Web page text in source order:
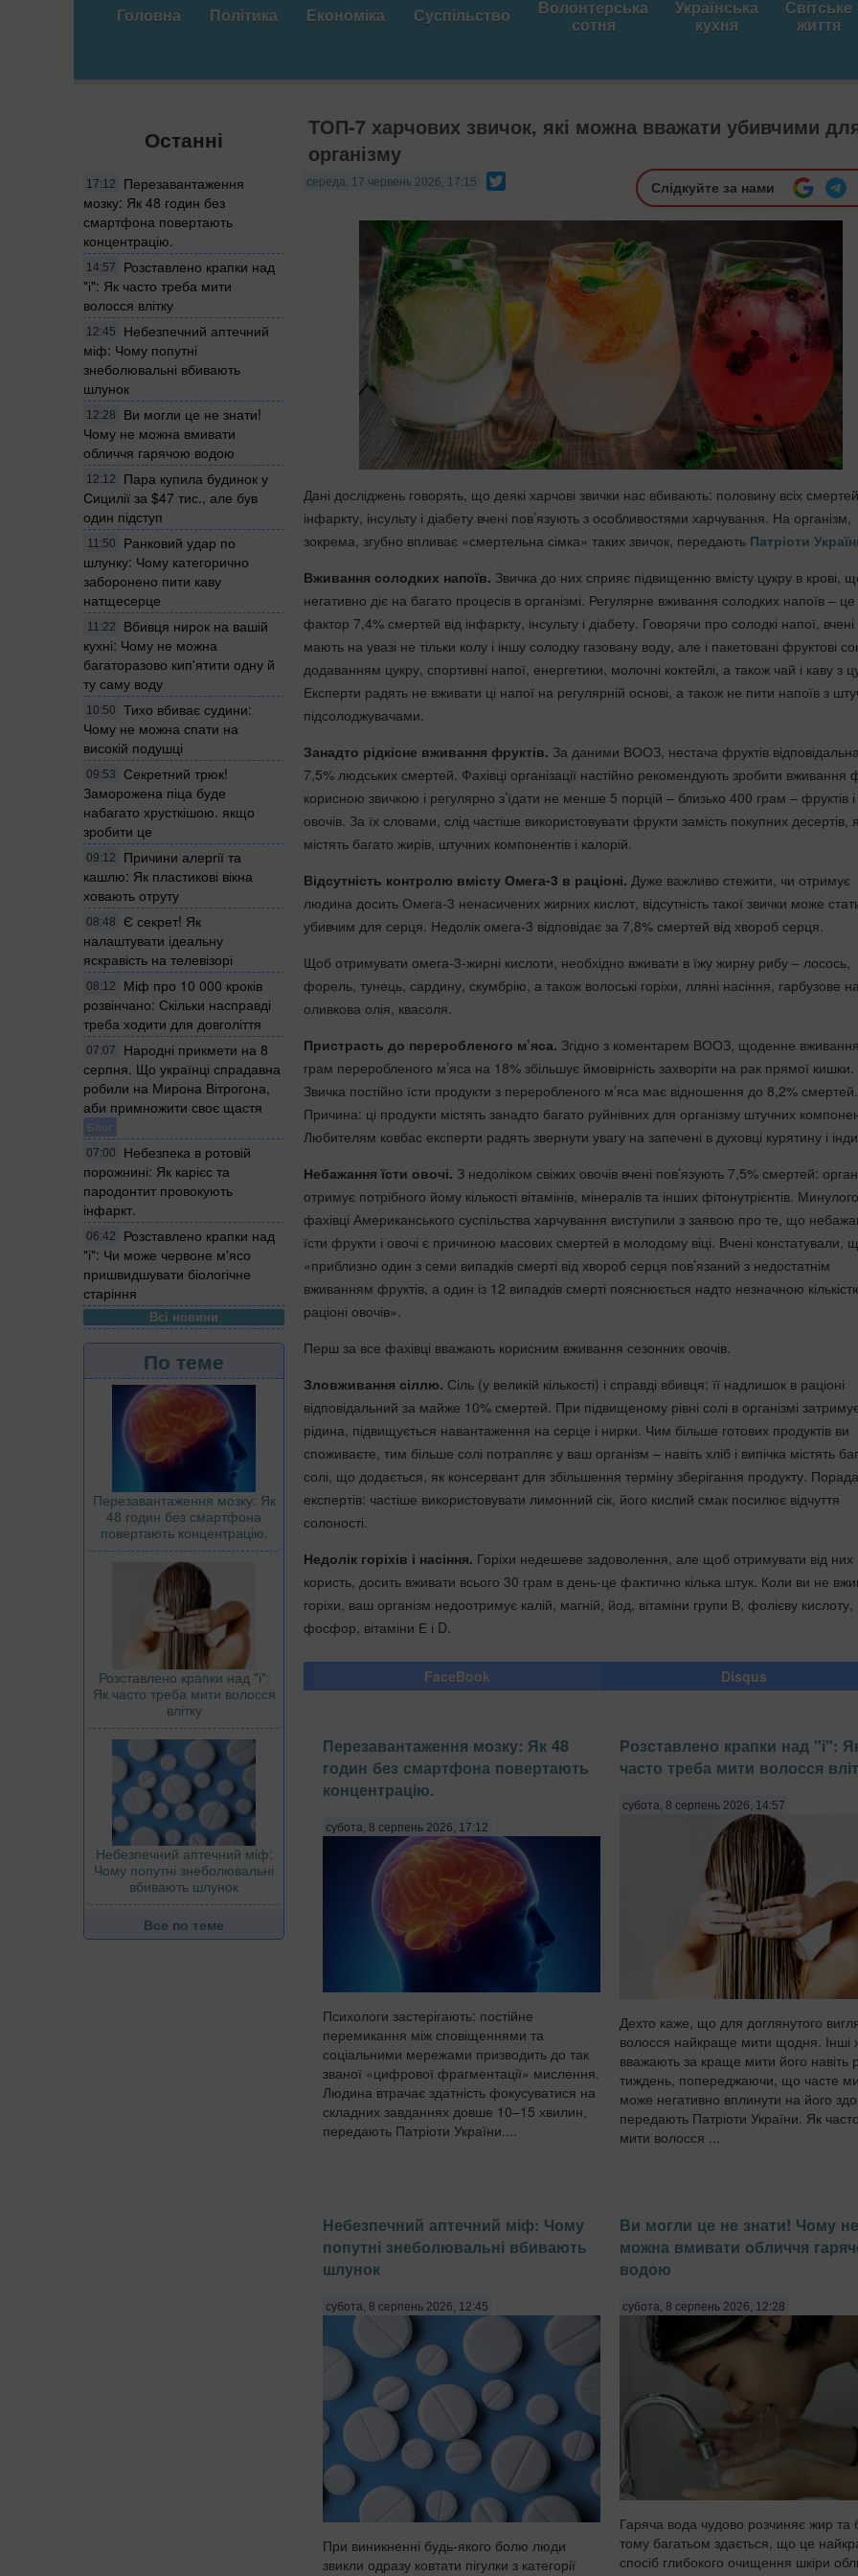
Головна Політика Економіка Суспільство Волонтерська
сотня
Українська
кухня
Світське
життя
Останні
17:12
Перезавантаження
мозку: Як 48 годин без
смартфона повертають
концентрацію.
14:57
Розставлено крапки над
"і": Як часто треба мити
волосся влітку
12:45
Небезпечний аптечний
міф: Чому попутні
знеболювальні вбивають
шлунок
12:28
Ви могли це не знати!
Чому не можна вмивати
обличчя гарячою водою
12:12
Пара купила будинок у
Сицилії за $47 тис., але був
один підступ
11:50
Ранковий удар по
шлунку: Чому категорично
заборонено пити каву
натщесерце
11:22
Вбивця нирок на вашій
кухні: Чому не можна
багаторазово кип'ятити одну й
ту саму воду
10:50
Тихо вбиває судини:
Чому не можна спати на
високій подушці
09:53
Секретний трюк!
Заморожена піца буде
набагато хрусткішою. якщо
зробити це
09:12
Причини алергії та
кашлю: Як пластикові вікна
ховають отруту
08:48
Є секрет! Як
налаштувати ідеальну
яскравість на телевізорі
08:12
Міф про 10 000 кроків
розвінчано: Скільки насправді
треба ходити для довголіття
07:07
Народні прикмети на 8
серпня. Що українці спрадавна
робили на Мирона Вітрогона,
аби примножити своє щастя
Блог
07:00
Небезпека в ротовій
порожнині: Як карієс та
пародонтит провокують
інфаркт.
06:42
Розставлено крапки над
"і": Чи може червоне м'ясо
пришвидшувати біологічне
старіння
Всі новини
По теме
Перезавантаження мозку: Як
48 годин без смартфона
повертають концентрацію.
Розставлено крапки над "і":
Як часто треба мити волосся
влітку
Небезпечний аптечний міф:
Чому попутні знеболювальні
вбивають шлунок
Все по теме
ТОП-7 харчових звичок, які можна вважати убивчими
організму
середа, 17 червень 2026, 17:15 Слідкуйте за нами
Дані досліджень говорять, що деякі харчові звички нас вбивають: половину всіх
інфаркту, інсульту і діабету вчені пов’язують з особливостями харчування. На організм,
зокрема, згубно впливає «смертельна сімка» таких звичок, передають Патріоти
Вживання солодких напоїв. Звичка до них сприяє підвищенню вмісту цукру в крові,
негативно діє на багато процесів в організмі. Регулярне вживання солодких напоїв – це
фактор 7,4% смертей від інфаркту, інсульту і діабету. Говорячи про солодкі напої, вчені
мають на увазі не тільки колу і іншу солодку газовану воду, але і пакетовані фруктові
додаванням цукру, спортивні напої, енергетики, молочні коктейлі, а також чай і каву з
Експерти радять не вживати ці напої на регулярній основі, а також не пити напоїв з
підсолоджувачами.
Занадто рідкісне вживання фруктів. За даними ВООЗ, нестача фруктів
7,5% людських смертей. Фахівці організації настійно рекомендують зробити вживання
корисною звичкою і регулярно з’їдати не менше 5 порцій – близько 400 грам – фруктів і
овочів. За їх словами, слід частіше використовувати фрукти замість покупних десертів,
містять багато жирів, штучних компонентів і калорій.
Відсутність контролю вмісту Омега-3 в раціоні. Дуже важливо стежити, чи отримує
людина досить Омега-3 ненасичених жирних кислот, відсутність такої звички може
убивчим для серця. Недолік омега-3 відповідає за 7,8% смертей від хвороб серця.
Щоб отримувати омега-3-жирні кислоти, необхідно вживати в їжу жирну рибу – лосось,
форель, тунець, сардину, скумбрію, а також волоські горіхи, лляні насіння, гарбузове
оливкова олія, квасоля.
Пристрасть до переробленого м’яса. Згідно з коментарем ВООЗ, щоденне
грам переробленого м’яса на 18% збільшує ймовірність захворіти на рак прямої кишки.
Звичка постійно їсти продукти з переробленого м’яса має відношення до 8,2% смертей.
Причина: ці продукти містять занадто багато руйнівних для організму штучних
Любителям ковбас експерти радять звернути увагу на запечені в духовці курятину і
Небажання їсти овочі. З недоліком свіжих овочів вчені пов’язують 7,5% смертей:
отримує потрібного йому кількості вітамінів, мінералів та інших фітонутрієнтів.
фахівці Американського суспільства харчування виступили з заявою про те, що
їсти фрукти і овочі є причиною масових смертей в молодому віці. Вчені констатували,
«приблизно один з семи випадків смерті від хвороб серця пов’язаний з недостатнім
вживанням фруктів, а один із 12 випадків смерті пояснюється надто незначною
раціоні овочів».
Перш за все фахівці вважають корисним вживання сезонних овочів.
Зловживання сіллю. Сіль (у великій кількості) і справді вбивця: її надлишок в раціоні
відповідальний за майже 10% смертей. При підвищеному рівні солі в організмі
рідина, підвищується навантаження на серце і нирки. Чим більше готових продуктів ви
споживаєте, тим більше солі потрапляє у ваш організм – навіть хліб і випічка містять
солі, що додається, як консервант для збільшення терміну зберігання продукту. Порада
експертів: частіше використовувати лимонний сік, його кислий смак посилює відчуття
солоності.
Недолік горіхів і насіння. Горіхи недешеве задоволення, але щоб отримувати від них
користь, досить вживати всього 30 грам в день-це фактично кілька штук. Коли ви не
горіхи, ваш організм недоотримує калій, магній, йод, вітаміни групи В, фолієву кислоту,
фосфор, вітаміни Е і D.
FaceBook Disqus
Перезавантаження мозку: Як 48
годин без смартфона повертають
концентрацію.
субота, 8 серпень 2026, 17:12
Психологи застерігають: постійне
перемикання між сповіщеннями та
соціальними мережами призводить до так
званої «цифрової фрагментації» мислення.
Людина втрачає здатність фокусуватися на
складних завданнях довше 10–15 хвилин,
передають Патріоти України....
Розставлено крапки над "і":
часто треба мити волосся
субота, 8 серпень 2026, 14:57
Дехто каже, що для доглянутого
волосся найкраще мити щодня. Інші
вважають за краще мити його навіть
тиждень, попереджаючи, що часте
може негативно вплинути на його
передають Патріоти України. Як
мити волосся ...
Небезпечний аптечний міф: Чому
попутні знеболювальні вбивають
шлунок
субота, 8 серпень 2026, 12:45
При виникненні будь-якого болю люди
звикли одразу ковтати пігулки з категорії
Ви могли це не знати! Чому не
можна вмивати обличчя
водою
субота, 8 серпень 2026, 12:28
Гаряча вода чудово розчиняє жир та
тому багатьом здається, що це
спосіб глибокого очищення шкіри